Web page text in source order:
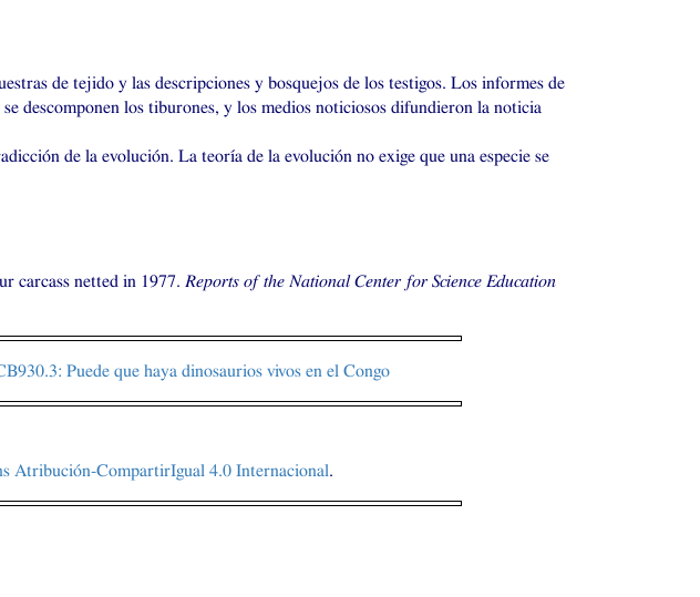
de tejido y las descripciones y bosquejos de los testigos. Los informes de
descomponen los tiburones, y los medios noticiosos difundieron la noticia
de la evolución. La teoría de la evolución no exige que una especie se
carcass netted in 1977. Reports of the National Center for Science Education
.3: Puede que haya dinosaurios vivos en el Congo
Atribución-CompartirIgual 4.0 Internacional.